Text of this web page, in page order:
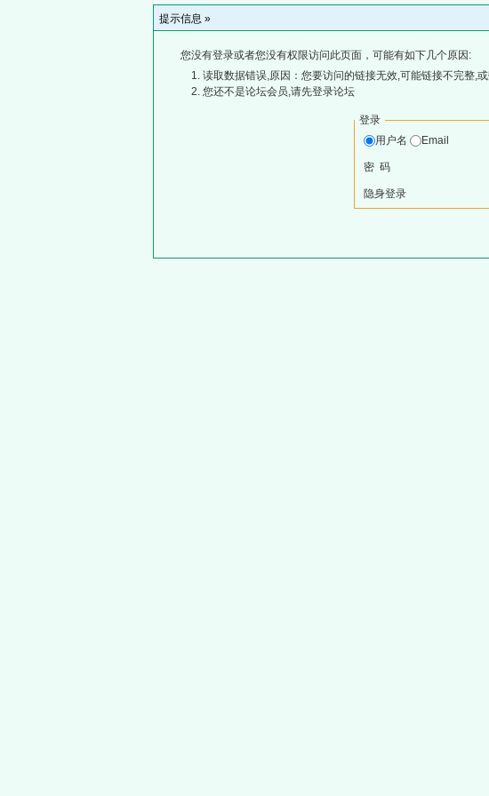
提示信息 »
您没有登录或者您没有权限访问此页面，可能有如下几个原因:
读取数据错误,原因：您要访问的链接无效,可能链接不完整,
您还不是论坛会员,请先登录论坛
登录
用户名
Email
密 码
隐身登录